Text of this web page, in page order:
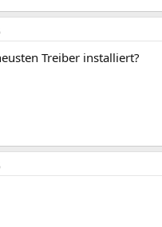
Treiber installiert?